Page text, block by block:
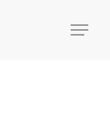
Menu